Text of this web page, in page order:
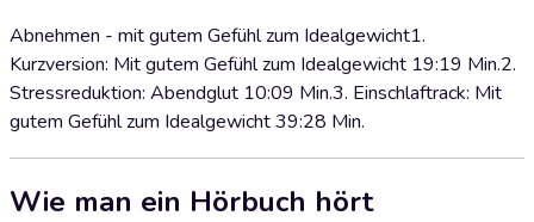
Abnehmen - mit gutem Gefühl zum Idealgewicht1.
Kurzversion: Mit gutem Gefühl zum Idealgewicht 19:19 Min.2.
Stressreduktion: Abendglut 10:09 Min.3. Einschlaftrack: Mit
gutem Gefühl zum Idealgewicht 39:28 Min.
Wie man ein Hörbuch hört